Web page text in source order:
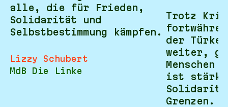
alle, die für Frieden,
Solidarität und
Selbstbestimmung kämpfen.
Lizzy Schubert
MdB Die Linke
Trotz
der
weiter,
Menschen
ist
Grenzen.